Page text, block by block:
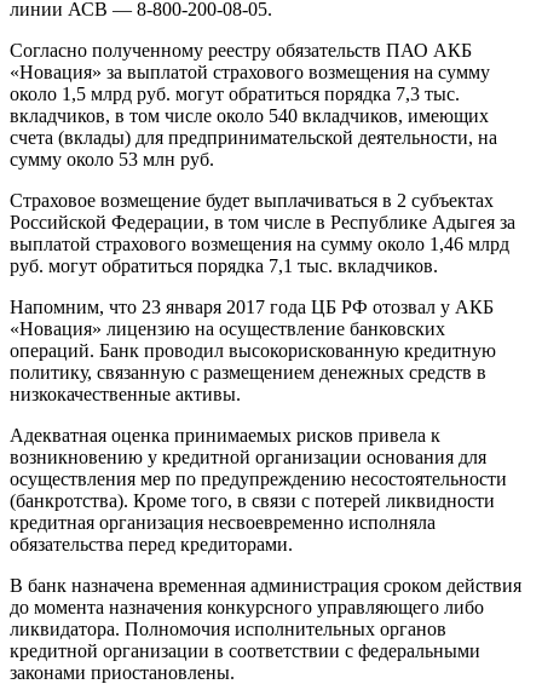
линии АСВ — 8-800-200-08-05.
Согласно полученному реестру обязательств ПАО АКБ
«Новация» за выплатой страхового возмещения на сумму
около 1,5 млрд руб. могут обратиться порядка 7,3 тыс.
вкладчиков, в том числе около 540 вкладчиков, имеющих
счета (вклады) для предпринимательской деятельности, на
сумму около 53 млн руб.
Страховое возмещение будет выплачиваться в 2 субъектах
Российской Федерации, в том числе в Республике Адыгея за
выплатой страхового возмещения на сумму около 1,46 млрд
руб. могут обратиться порядка 7,1 тыс. вкладчиков.
Напомним, что 23 января 2017 года ЦБ РФ отозвал у АКБ
«Новация» лицензию на осуществление банковских
операций. Банк проводил высокорискованную кредитную
политику, связанную с размещением денежных средств в
низкокачественные активы.
Адекватная оценка принимаемых рисков привела к
возникновению у кредитной организации основания для
осуществления мер по предупреждению несостоятельности
(банкротства). Кроме того, в связи с потерей ликвидности
кредитная организация несвоевременно исполняла
обязательства перед кредиторами.
В банк назначена временная администрация сроком действия
до момента назначения конкурсного управляющего либо
ликвидатора. Полномочия исполнительных органов
кредитной организации в соответствии с федеральными
законами приостановлены.